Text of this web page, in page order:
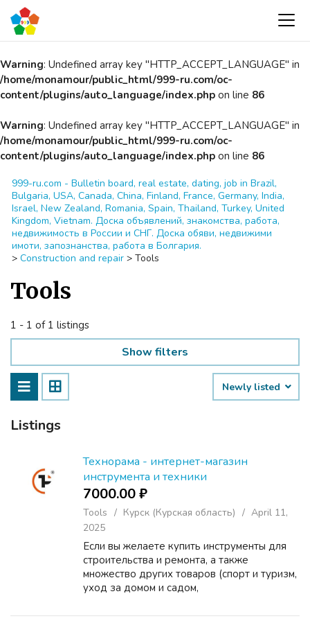
Warning: Undefined array key "HTTP_ACCEPT_LANGUAGE" in
/home/monamour/public_html/999-ru.com/oc-
content/plugins/auto_language/index.php on line 86
Warning: Undefined array key "HTTP_ACCEPT_LANGUAGE" in
/home/monamour/public_html/999-ru.com/oc-
content/plugins/auto_language/index.php on line 86
999-ru.com - Bulletin board, real estate, dating, job in Brazil,
Bulgaria, USA, Canada, China, Finland, France, Germany, India,
Israel, New Zealand, Romania, Spain, Thailand, Turkey, United
Kingdom, Vietnam. Доска объявлений, знакомства, работа,
недвижимость в России и СНГ. Доска обяви, недвижими
имоти, запознанства, работа в Болгария.
> Construction and repair > Tools
Tools
1 - 1 of 1 listings
Show filters
Newly listed
Listings
Технорама - интернет-магазин
инструмента и техники
7000.00 ₽
Tools Курск (Курская область)
April 11,
2025
Если вы желаете купить инструменты для
строительства и ремонта, а также
множество других товаров (спорт и туризм,
уход за домом и садом,
др.) обращайтесь в компанию «Технорама».